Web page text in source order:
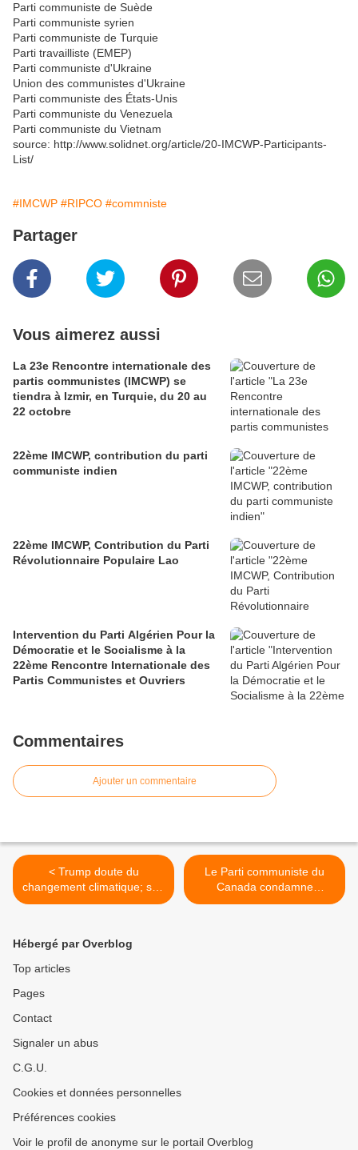
Parti communiste de Suède
Parti communiste syrien
Parti communiste de Turquie
Parti travailliste (EMEP)
Parti communiste d'Ukraine
Union des communistes d'Ukraine
Parti communiste des États-Unis
Parti communiste du Venezuela
Parti communiste du Vietnam
source: http://www.solidnet.org/article/20-IMCWP-Participants-
List/
#IMCWP #RIPCO #commniste
Partager
Vous aimerez aussi
La 23e Rencontre internationale des
partis communistes (IMCWP) se
tiendra à Izmir, en Turquie, du 20 au
22 octobre
22ème IMCWP, contribution du parti
communiste indien
22ème IMCWP, Contribution du Parti
Révolutionnaire Populaire Lao
Intervention du Parti Algérien Pour la
Démocratie et le Socialisme à la
22ème Rencontre Internationale des
Partis Communistes et Ouvriers
Commentaires
Ajouter un commentaire
< Trump doute du
changement climatique; son
propre gouvernement le
Le Parti communiste du
Canada condamne
l'assassinat récent de deux
Hébergé par Overblog
Top articles
Pages
Contact
Signaler un abus
C.G.U.
Cookies et données personnelles
Préférences cookies
Voir le profil de anonyme sur le portail Overblog